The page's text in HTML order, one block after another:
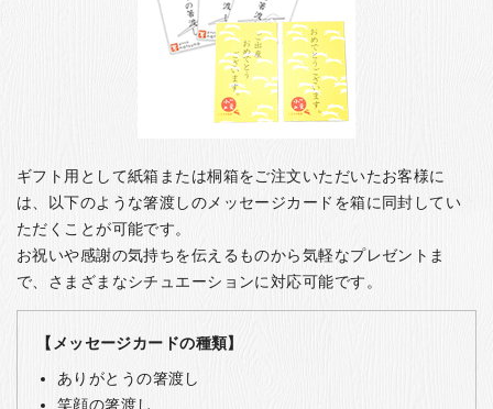
ギフト用として紙箱または桐箱をご注文いただいたお客様に
は、以下のような箸渡しのメッセージカードを箱に同封してい
ただくことが可能です。
お祝いや感謝の気持ちを伝えるものから気軽なプレゼントま
で、さまざまなシチュエーションに対応可能です。
【メッセージカードの種類】
ありがとうの箸渡し
笑顔の箸渡し